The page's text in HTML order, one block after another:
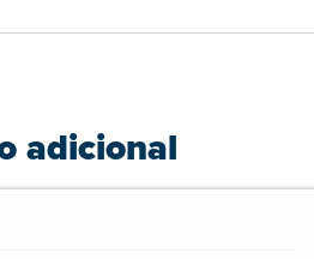
adicional